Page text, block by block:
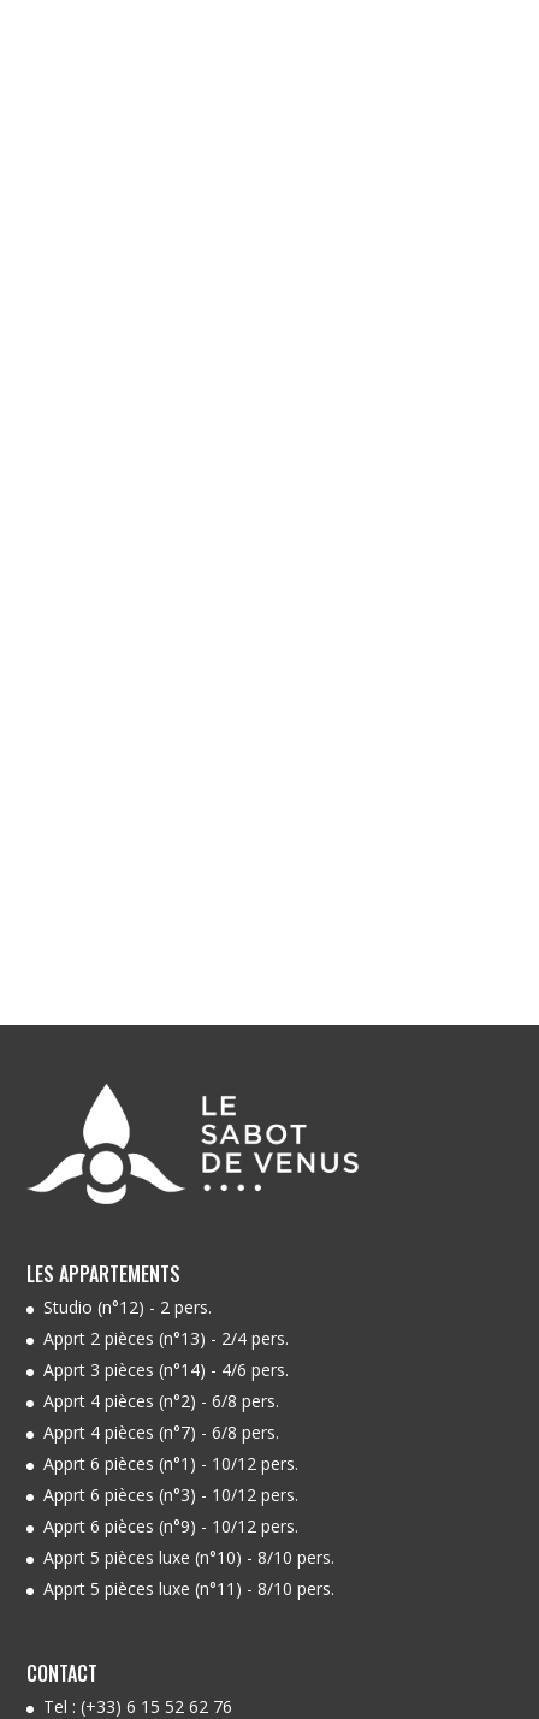
LES APPARTEMENTS
Studio (n°12) - 2 pers.
Apprt 2 pièces (n°13) - 2/4 pers.
Apprt 3 pièces (n°14) - 4/6 pers.
Apprt 4 pièces (n°2) - 6/8 pers.
Apprt 4 pièces (n°7) - 6/8 pers.
Apprt 6 pièces (n°1) - 10/12 pers.
Apprt 6 pièces (n°3) - 10/12 pers.
Apprt 6 pièces (n°9) - 10/12 pers.
Apprt 5 pièces luxe (n°10) - 8/10 pers.
Apprt 5 pièces luxe (n°11) - 8/10 pers.
CONTACT
Tel :(+33) 6 15 52 62 76